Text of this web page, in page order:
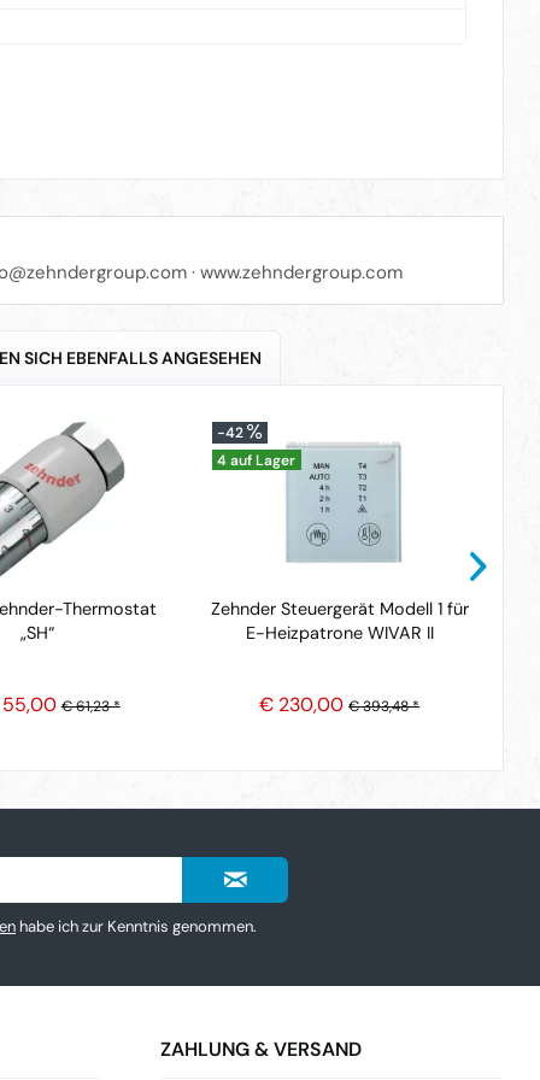
· www.zehndergroup.com
SICH EBENFALLS ANGESEHEN
Thermostat
„SH“
€ 61,23 *
-42
4 auf Lager
Zehnder Steuergerät Modell 1 für
E-Heizpatrone WIVAR II
€ 230,00 € 393,48 *
habe ich zur Kenntnis genommen.
ZAHLUNG & VERSAND